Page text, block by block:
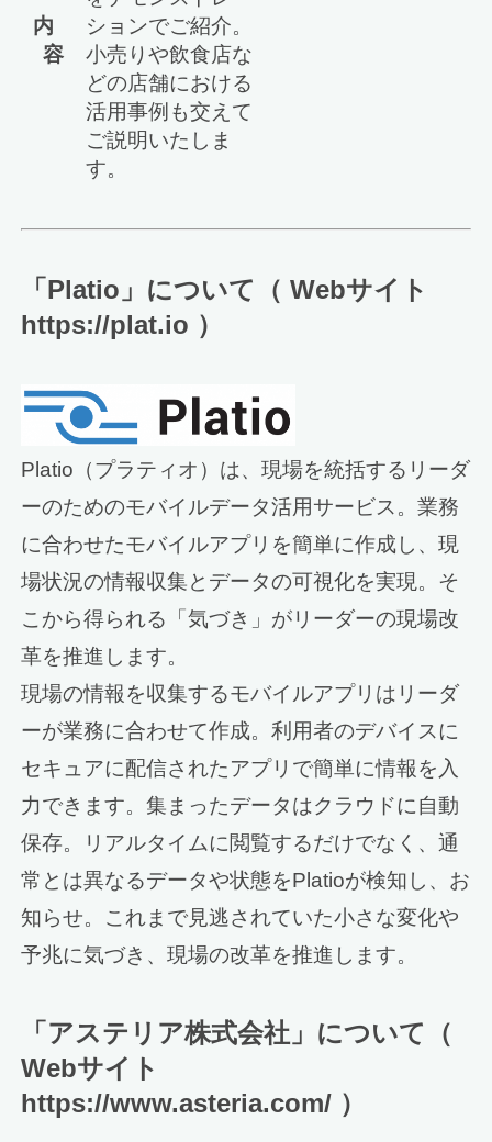
内
容
ションでご紹介。
小売りや飲食店な
どの店舗における
活用事例も交えて
ご説明いたしま
す。
「Platio」について（ Webサイト
https://plat.io ）
Platio（プラティオ）は、現場を統括するリーダ
ーのためのモバイルデータ活用サービス。業務
に合わせたモバイルアプリを簡単に作成し、現
場状況の情報収集とデータの可視化を実現。そ
こから得られる「気づき」がリーダーの現場改
革を推進します。
現場の情報を収集するモバイルアプリはリーダ
ーが業務に合わせて作成。利用者のデバイスに
セキュアに配信されたアプリで簡単に情報を入
力できます。集まったデータはクラウドに自動
保存。リアルタイムに閲覧するだけでなく、通
常とは異なるデータや状態をPlatioが検知し、お
知らせ。これまで見逃されていた小さな変化や
予兆に気づき、現場の改革を推進します。
「アステリア株式会社」について（
Webサイト
https://www.asteria.com/ ）